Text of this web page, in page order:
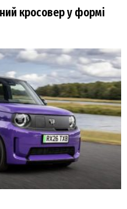
кросовер у формі